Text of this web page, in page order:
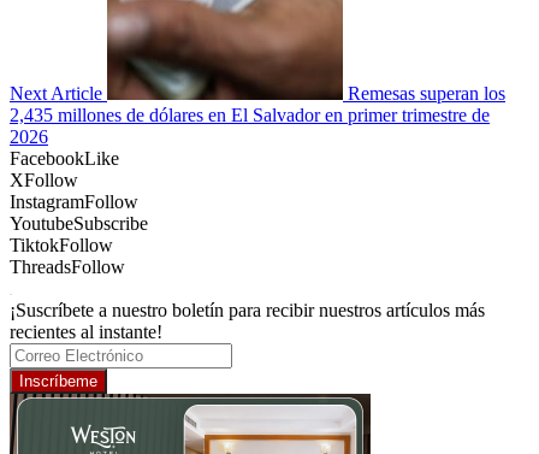
Next Article
Remesas superan los
2,435 millones de dólares en El Salvador en primer trimestre de
2026
FacebookLike
XFollow
InstagramFollow
YoutubeSubscribe
TiktokFollow
ThreadsFollow
¡Suscríbete a nuestro boletín para recibir nuestros artículos más
recientes al instante!
Inscríbeme